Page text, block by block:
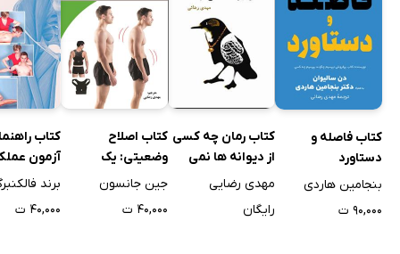
کتاب فاصله و
دستاورد
بنجامین هاردی
۹۰,۰۰۰ ت
کتاب رمان چه کسی
از دیوانه ها نمی
ترسد؟
مهدی رضایی
رایگان
کتاب اصلاح
وضعیتی: یک
راهنمای تصویری
آسیب‌شناسی
جین جانسون
۴۰,۰۰۰ ت
کتاب
آزمون
عضلات
برند
۴۰,۰۰۰ ت